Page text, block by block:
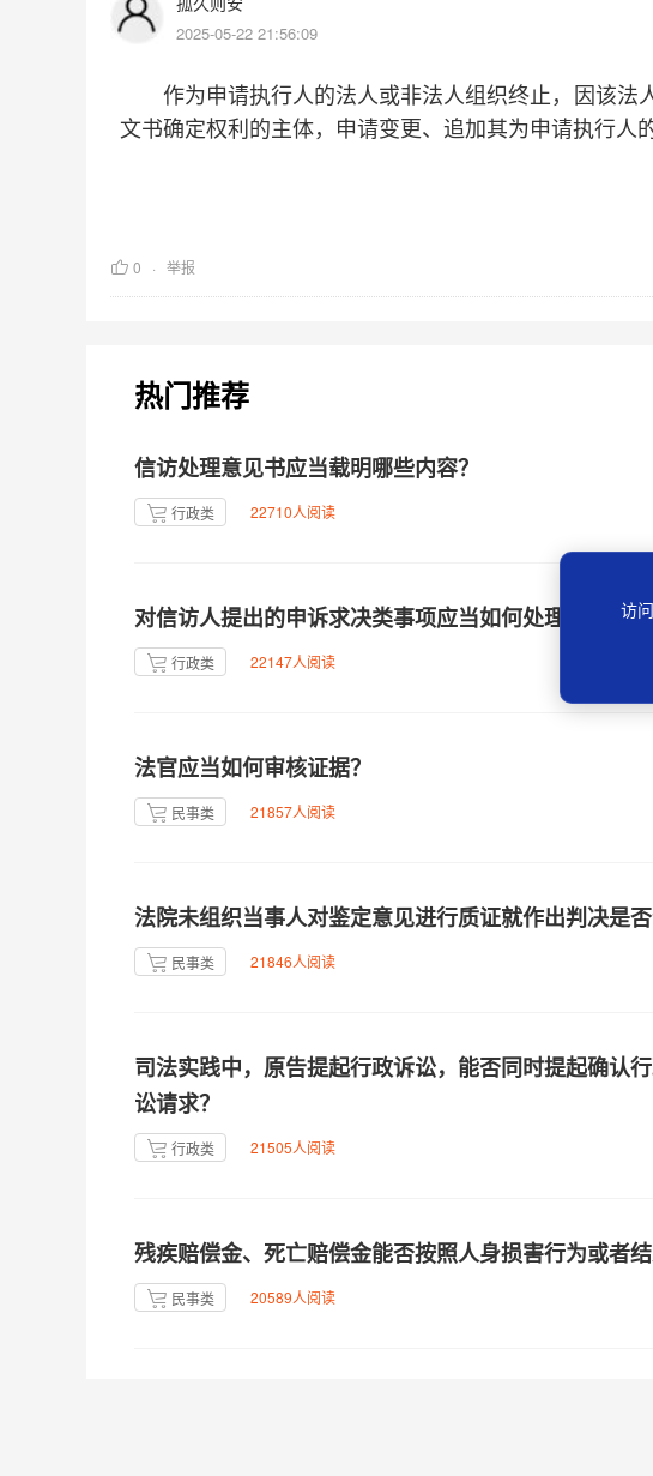
2025-05-22 21:56:09
作为申请执行人的法人或非法人组织终止，因该法
文书确定权利的主体，申请变更、追加其为申请执行人
0 举报
热门推荐
信访处理意见书应当载明哪些内容？
行政类 22710人阅读
对信访人提出的申诉求决类事项应当如何处理？
行政类 22147人阅读
法官应当如何审核证据？
民事类 21857人阅读
法院未组织当事人对鉴定意见进行质证就作出判决是否
民事类 21846人阅读
司法实践中，原告提起行政诉讼，能否同时提起确认
讼请求？
行政类 21505人阅读
残疾赔偿金、死亡赔偿金能否按照人身损害行为或者
民事类 20589人阅读
访